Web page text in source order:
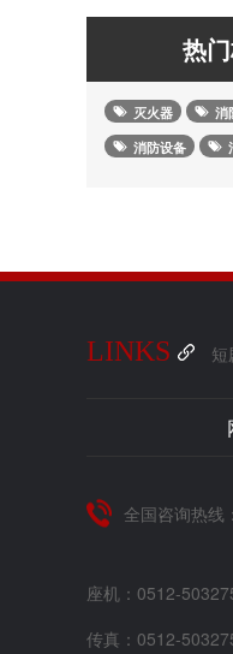
热
灭火器
消
消防设备
LINKS 短
全国咨询热线：
座机：0512-
传真：0512-